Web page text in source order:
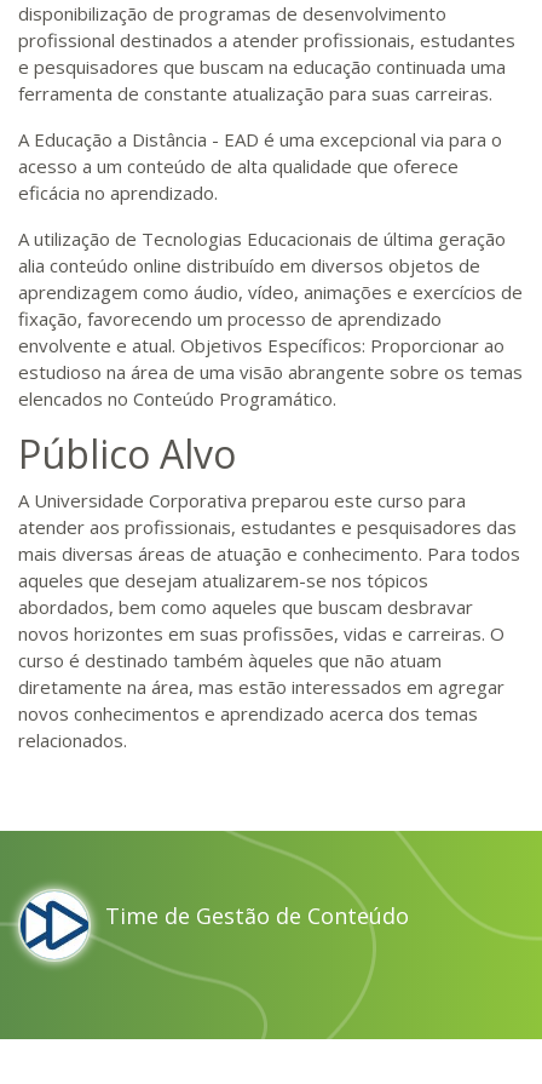
disponibilização de programas de desenvolvimento
profissional destinados a atender profissionais, estudantes
e pesquisadores que buscam na educação continuada uma
ferramenta de constante atualização para suas carreiras.
A Educação a Distância - EAD é uma excepcional via para o
acesso a um conteúdo de alta qualidade que oferece
eficácia no aprendizado.
A utilização de Tecnologias Educacionais de última geração
alia conteúdo online distribuído em diversos objetos de
aprendizagem como áudio, vídeo, animações e exercícios de
fixação, favorecendo um processo de aprendizado
envolvente e atual. Objetivos Específicos: Proporcionar ao
estudioso na área de uma visão abrangente sobre os temas
elencados no Conteúdo Programático.
Público Alvo
A Universidade Corporativa preparou este curso para
atender aos profissionais, estudantes e pesquisadores das
mais diversas áreas de atuação e conhecimento. Para todos
aqueles que desejam atualizarem-se nos tópicos
abordados, bem como aqueles que buscam desbravar
novos horizontes em suas profissões, vidas e carreiras. O
curso é destinado também àqueles que não atuam
diretamente na área, mas estão interessados em agregar
novos conhecimentos e aprendizado acerca dos temas
relacionados.
Time de Gestão de Conteúdo